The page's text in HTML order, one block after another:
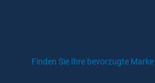
Finden Sie Ihre bevorzugte Marke